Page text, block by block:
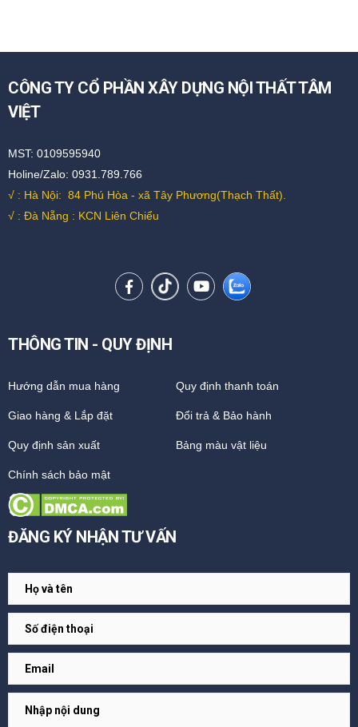
CÔNG TY CỔ PHẦN XÂY DỰNG NỘI THẤT TÂM
VIỆT
MST: 0109595940
Holine/Zalo: 0931.789.766
√ : Hà Nội: 84 Phú Hòa - xã Tây Phương(Thạch Thất).
√ : Đà Nẵng : KCN Liên Chiểu
THÔNG TIN - QUY ĐỊNH
Hướng dẫn mua hàng Quy định thanh toán
Giao hàng & Lắp đặt Đổi trả & Bảo hành
Quy định sản xuất Bảng màu vật liệu
Chính sách bảo mật
ĐĂNG KÝ NHẬN TƯ VẤN